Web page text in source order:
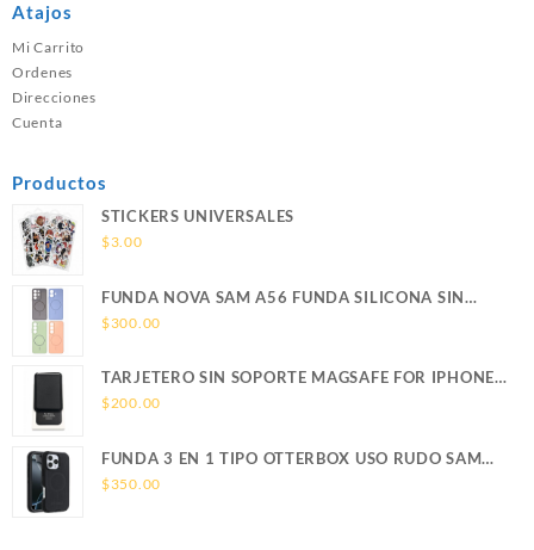
Atajos
Mi Carrito
Ordenes
Direcciones
Cuenta
Productos
STICKERS UNIVERSALES
$3.00
FUNDA NOVA SAM A56 FUNDA SILICONA SIN
SOPORTE MAGNETICO SAMSUNG
$300.00
TARJETERO SIN SOPORTE MAGSAFE FOR IPHONE
LEATHER WALLET MAGSAFE
$200.00
FUNDA 3 EN 1 TIPO OTTERBOX USO RUDO SAM
S26 ULTRA SAMSUNG S26 ULTRA
$350.00